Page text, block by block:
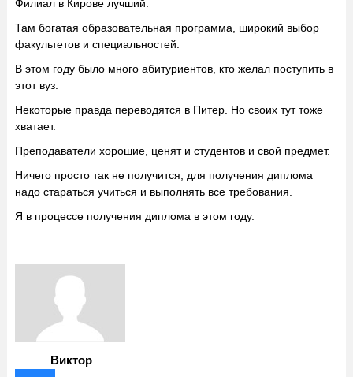
Филиал в Кирове лучший.
Там богатая образовательная программа, широкий выбор
факультетов и специальностей.
В этом году было много абитуриентов, кто желал поступить в
этот вуз.
Некоторые правда переводятся в Питер. Но своих тут тоже
хватает.
Преподаватели хорошие, ценят и студентов и свой предмет.
Ничего просто так не получится, для получения диплома
надо стараться учиться и выполнять все требования.
Я в процессе получения диплома в этом году.
Виктор